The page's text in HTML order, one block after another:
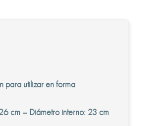
para utilizar en forma
cm – Diámetro interno: 23 cm